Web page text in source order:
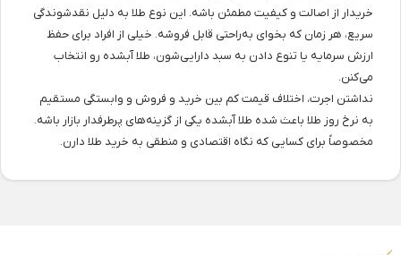
خریدار از اصالت و کیفیت مطمئن باشه. این نوع طلا به دلیل نقدشوندگی
سریع، هر زمان که بخوای به‌راحتی قابل فروشه. خیلی از افراد برای حفظ
ارزش سرمایه یا تنوع دادن به سبد دارایی‌شون، طلا آبشده رو انتخاب
می‌کنن.
نداشتن اجرت، اختلاف قیمت کم بین خرید و فروش و وابستگی مستقیم
به نرخ روز طلا باعث شده طلا آبشده یکی از گزینه‌های پرطرفدار بازار باشه.
مخصوصاً برای کسایی که نگاه اقتصادی و منطقی به خرید طلا دارن.